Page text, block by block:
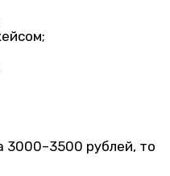
3000–3500 рублей, то